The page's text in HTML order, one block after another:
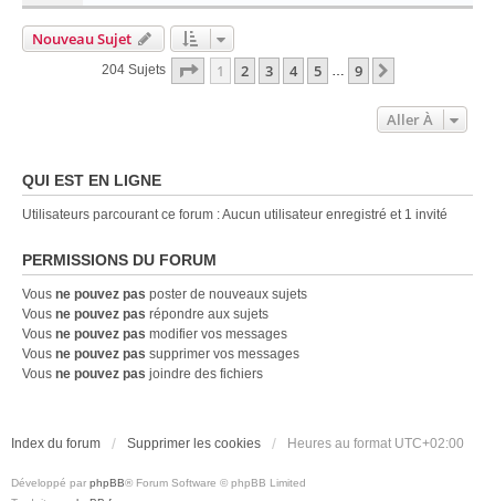
Nouveau Sujet
204 Sujets Page 1Sur9
1 2 3 4 5 9
Aller À
QUI EST EN LIGNE
Utilisateurs parcourant ce forum : Aucun utilisateur enregistré et 1 invité
PERMISSIONS DU FORUM
Vous ne pouvez pas poster de nouveaux sujets
Vous ne pouvez pas répondre aux sujets
Vous ne pouvez pas modifier vos messages
Vous ne pouvez pas supprimer vos messages
Vous ne pouvez pas joindre des fichiers
Index du forum Supprimer les cookies Heures au format UTC+02:00
Développé par phpBB® Forum Software © phpBB Limited